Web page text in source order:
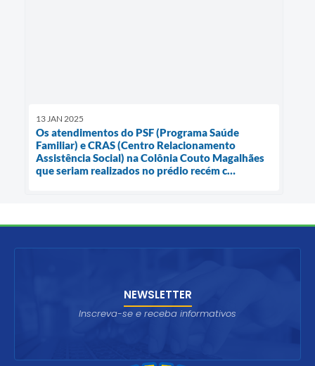
13 JAN 2025
Os atendimentos do PSF (Programa Saúde
Familiar) e CRAS (Centro Relacionamento
Assistência Social) na Colônia Couto Magalhães
que seriam realizados no prédio recém c…
NEWSLETTER
Inscreva-se e receba informativos